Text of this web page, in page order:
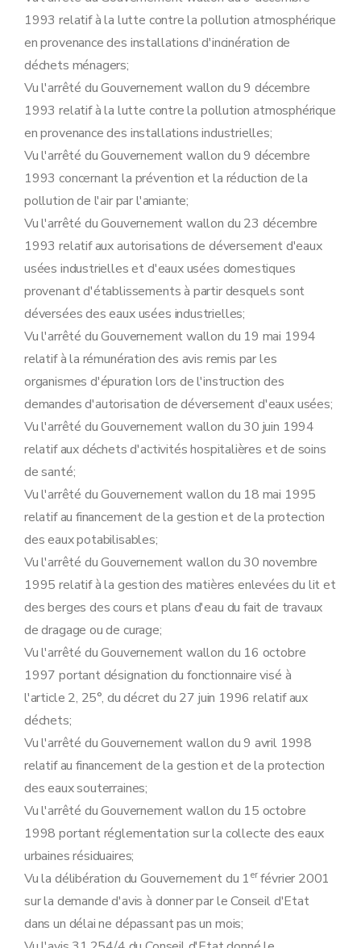
Art. 107
Art. 108
Section 8 Etude de caractérisation visée à l'article 79, §1
Art. 109
Section 9 Transformation et extension de l'établissement visé à l'article 10, §2, du décret
Art. 110
Sous-section première Procédure d'octroi du permis d'environnement
Art. 111
Procédure d'octroi du permis unique
Art. 112
Sous-section 3 Déclaration
Sous-section 4 Transformation et extension de l'établissement
Art. 114
Art. 115
Sous-section 6 Obligations de l'exploitant
Art. 116
Sous-section 7 Mesures de police administrative
Art. 117
Sous-section 8
Etude de caractérisation
Art. 118
Sous-section 9 Sanctions pénales
Art. 119
Sous-section 10 Recours
Art. 120
Sous-section11
Obligation de notification périodique de données environnementales
Art.120bis
Chapitre III Remise en état
Art. 121
Chapitre IV
Section première Dispositions abrogatoires et modificatives
Sous-section première Etablissements dangereux, insalubres et incommodes
Art. 123
Sous-section 2 Eau
Art. 125
Art. 126
Art. 128
Art. 129
Art. 130
Art. 131
Art. 132
Art. 135
Art. 136
Art. 137
Art. 138
Art. 139
Art. 140
Art. 141
Art. 142
Art. 143
Art. 144
Art. 145
Art. 146
Art. 147
Art. 148
1993 relatif à la lutte contre la pollution atmosphérique
en provenance des installations d'incinération de
déchets ménagers;
Vu l'arrêté du Gouvernement wallon du 9 décembre
1993 relatif à la lutte contre la pollution atmosphérique
en provenance des installations industrielles;
Vu l'arrêté du Gouvernement wallon du 9 décembre
1993 concernant la prévention et la réduction de la
pollution de l'air par l'amiante;
Vu l'arrêté du Gouvernement wallon du 23 décembre
1993 relatif aux autorisations de déversement d'eaux
usées industrielles et d'eaux usées domestiques
provenant d'établissements à partir desquels sont
déversées des eaux usées industrielles;
Vu l'arrêté du Gouvernement wallon du 19 mai 1994
relatif à la rémunération des avis remis par les
organismes d'épuration lors de l'instruction des
demandes d'autorisation de déversement d'eaux usées;
Vu l'arrêté du Gouvernement wallon du 30 juin 1994
relatif aux déchets d'activités hospitalières et de soins
de santé;
Vu l'arrêté du Gouvernement wallon du 18 mai 1995
relatif au financement de la gestion et de la protection
des eaux potabilisables;
Vu l'arrêté du Gouvernement wallon du 30 novembre
1995 relatif à la gestion des matières enlevées du lit et
des berges des cours et plans d'eau du fait de travaux
de dragage ou de curage;
Vu l'arrêté du Gouvernement wallon du 16 octobre
1997 portant désignation du fonctionnaire visé à
l'article 2, 25°, du décret du 27 juin 1996 relatif aux
déchets;
Vu l'arrêté du Gouvernement wallon du 9 avril 1998
relatif au financement de la gestion et de la protection
des eaux souterraines;
Vu l'arrêté du Gouvernement wallon du 15 octobre
1998 portant réglementation sur la collecte des eaux
urbaines résiduaires;
Vu la délibération du Gouvernement du 1erfévrier 2001
sur la demande d'avis à donner par le Conseil d'Etat
dans un délai ne dépassant pas un mois;